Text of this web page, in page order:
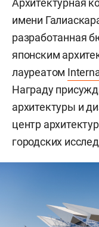
Архитектурная
имени
разработанная
японским
лауреатом
Награду
архитектуры и
центр
городских